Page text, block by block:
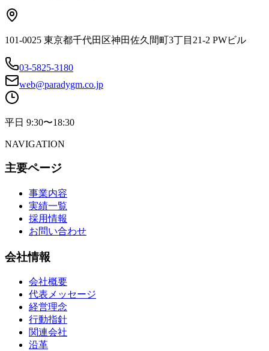
101-0025 東京都千代田区神田佐久間町3丁目21-2 PWビル
03-5825-3180
web@paradygm.co.jp
平日 9:30〜18:30
NAVIGATION
主要ページ
事業内容
実績一覧
採用情報
お問い合わせ
会社情報
会社概要
代表メッセージ
経営理念
行動指針
関連会社
沿革